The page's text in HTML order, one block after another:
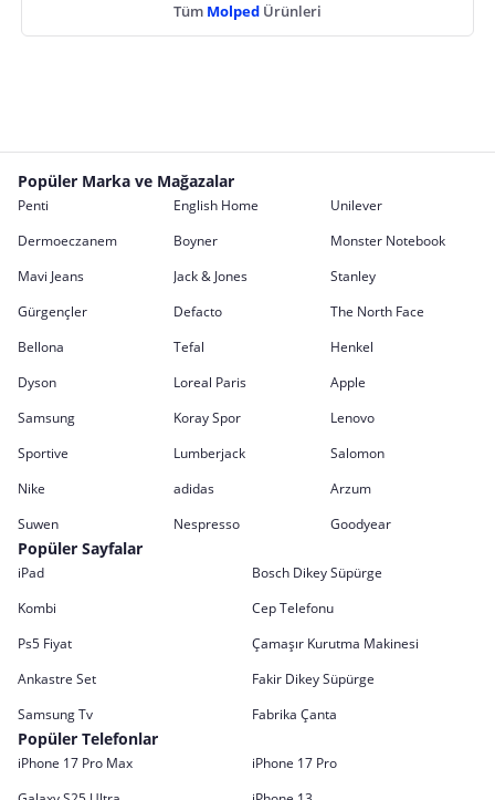
Tüm Molped Ürünleri
Popüler Marka ve Mağazalar
Penti English Home
Unilever
Dermoeczanem
Boyner
Monster Notebook
Mavi Jeans
Jack & Jones
Stanley
Gürgençler
Defacto
The North Face
Bellona
Tefal
Henkel
Dyson
Loreal Paris
Apple
Samsung
Koray Spor
Lenovo
Sportive
Lumberjack
Salomon
Nike
adidas
Arzum
Suwen
Nespresso Goodyear
Popüler Sayfalar
iPad
Bosch Dikey Süpürge
Kombi
Cep Telefonu
Ps5 Fiyat
Çamaşır Kurutma Makinesi
Ankastre Set
Fakir Dikey Süpürge
Samsung Tv
Fabrika Çanta
Popüler Telefonlar
iPhone 17 Pro Max
iPhone 17 Pro